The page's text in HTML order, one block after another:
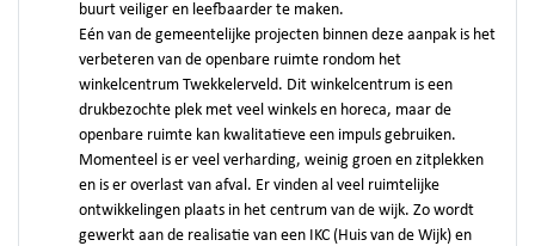
buurt veiliger en leefbaarder te maken.
Eén van de gemeentelijke projecten binnen deze aanpak is het
verbeteren van de openbare ruimte rondom het
winkelcentrum Twekkelerveld. Dit winkelcentrum is een
drukbezochte plek met veel winkels en horeca, maar de
openbare ruimte kan kwalitatieve een impuls gebruiken.
Momenteel is er veel verharding, weinig groen en zitplekken
en is er overlast van afval. Er vinden al veel ruimtelijke
ontwikkelingen plaats in het centrum van de wijk. Zo wordt
gewerkt aan de realisatie van een IKC (Huis van de Wijk) en